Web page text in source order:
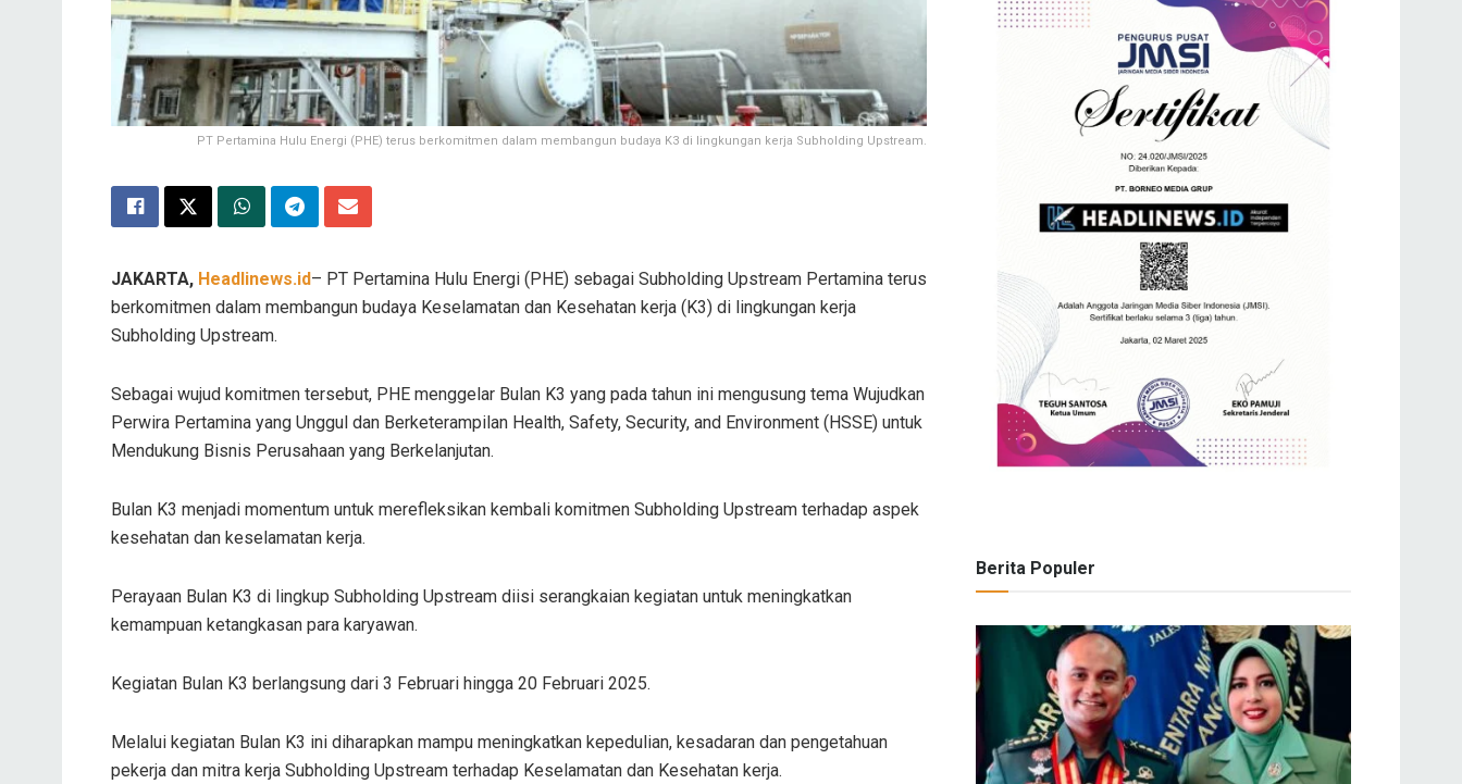
PT Pertamina Hulu Energi (PHE) terus berkomitmen dalam membangun budaya K3 di lingkungan kerja Subholding Upstream.
JAKARTA, Headlinews.id– PT Pertamina Hulu Energi (PHE) sebagai Subholding Upstream Pertamina terus
berkomitmen dalam membangun budaya Keselamatan dan Kesehatan kerja (K3) di lingkungan kerja
Subholding Upstream.
Sebagai wujud komitmen tersebut, PHE menggelar Bulan K3 yang pada tahun ini mengusung tema Wujudkan
Perwira Pertamina yang Unggul dan Berketerampilan Health, Safety, Security, and Environment (HSSE) untuk
Mendukung Bisnis Perusahaan yang Berkelanjutan.
Bulan K3 menjadi momentum untuk merefleksikan kembali komitmen Subholding Upstream terhadap aspek
kesehatan dan keselamatan kerja.
Perayaan Bulan K3 di lingkup Subholding Upstream diisi serangkaian kegiatan untuk meningkatkan
kemampuan ketangkasan para karyawan.
Kegiatan Bulan K3 berlangsung dari 3 Februari hingga 20 Februari 2025.
Melalui kegiatan Bulan K3 ini diharapkan mampu meningkatkan kepedulian, kesadaran dan pengetahuan
pekerja dan mitra kerja Subholding Upstream terhadap Keselamatan dan Kesehatan kerja.
Berita Populer